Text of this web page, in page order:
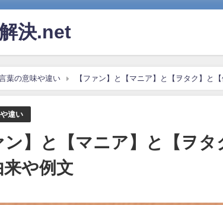
決.net
葉の意味や違い 【ファン】と【マニア】と【ヲタク】と
違い
ン】と【マニア】と【ヲ
来や例文